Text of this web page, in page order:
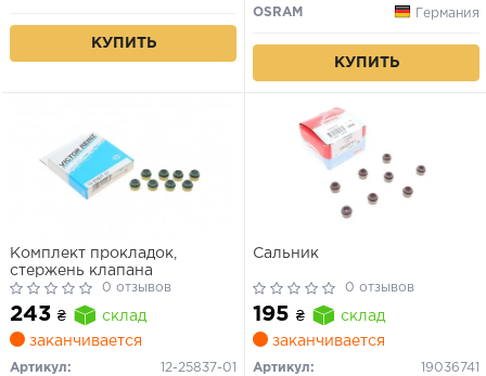
КУПИТЬ
OSRAM
Германия
КУПИТЬ
Комплект прокладок,
стержень клапана
0 отзывов
243 ₴
склад
заканчивается
Артикул:
12-25837-01
Сальник
0 отзывов
195 ₴
склад
заканчивается
Артикул:
19036741